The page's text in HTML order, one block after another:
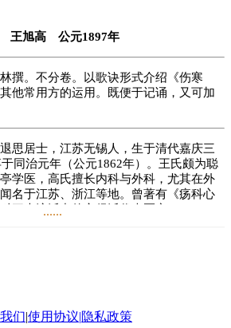
王旭高 公元1897年
撰。不分卷。以歌诀形式介绍《伤寒
他常用方的运用。既便于记诵，又可加
思居士，江苏无锡人，生于清代嘉庆三
同治元年（公元1862年）。王氏颇为聪
学医，高氏擅长内科与外科，尤其在外
名于江苏、浙江等地。曾著有《疡科心
，全面了解与掌握。著有《疡科心得
湿热病歌诀》《环溪草堂医案》《王旭
......
们|使用协议|隐私政策